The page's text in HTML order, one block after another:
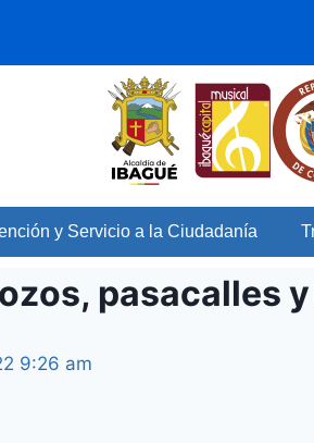
y Servicio a la Ciudadanía
pasacalles
9:26 am